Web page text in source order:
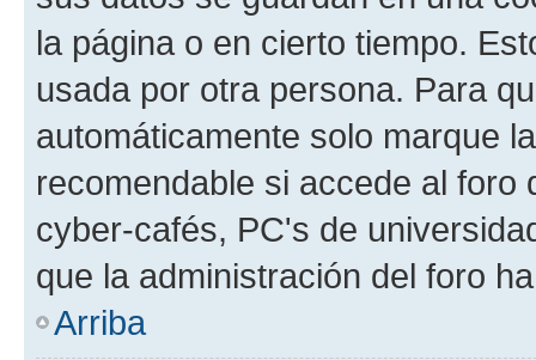
la página o en cierto tiempo.
usada por otra persona. Para
automáticamente solo marque
recomendable si accede al foro
cyber-cafés, PC's de
que la administración del foro
Arriba